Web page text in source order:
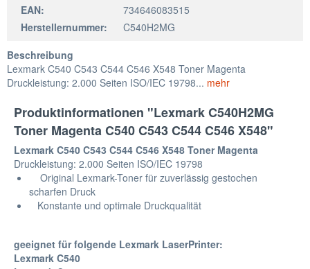
EAN:
734646083515
Herstellernummer:
C540H2MG
Beschreibung
Lexmark C540 C543 C544 C546 X548 Toner Magenta
Druckleistung: 2.000 Seiten ISO/IEC 19798... mehr
Produktinformationen "Lexmark C540H2MG
Toner Magenta C540 C543 C544 C546 X548"
Lexmark C540 C543 C544 C546 X548 Toner Magenta
Druckleistung: 2.000 Seiten ISO/IEC 19798
Original Lexmark-Toner für zuverlässig gestochen
scharfen Druck
Konstante und optimale Druckqualität
geeignet für folgende Lexmark LaserPrinter:
Lexmark C540